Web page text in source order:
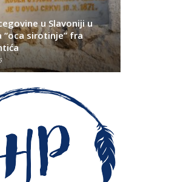
u Slavoniji u
“oca sirotinje” fra